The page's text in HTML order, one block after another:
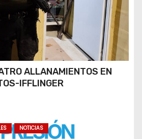
ALLANAMIENTOS EN
IFFLINGER
NOTICIAS